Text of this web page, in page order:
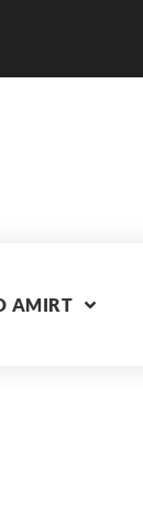
AMIRT